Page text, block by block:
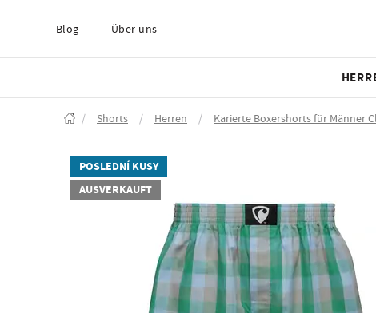
Blog Über uns
/ Shorts / Herren / Karierte Boxershorts für Männer
POSLEDNÍ KUSY
AUSVERKAUFT